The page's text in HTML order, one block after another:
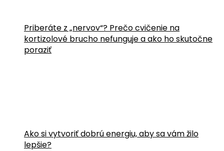
Priberáte z „nervov“? Prečo cvičenie na
kortizolové brucho nefunguje a ako ho skutočne
poraziť
Ako si vytvoriť dobrú energiu, aby sa vám žilo
lepšie?